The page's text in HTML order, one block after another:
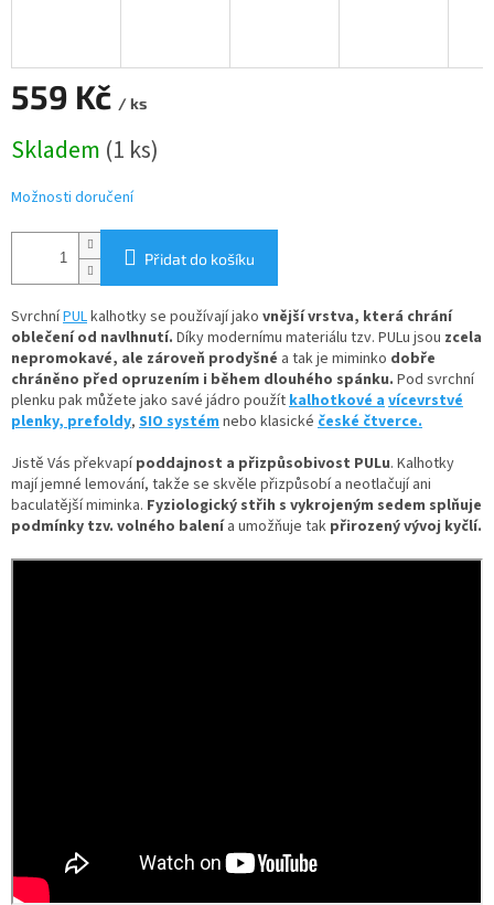
559 Kč / ks
cena:
Skladem (1 ks)
Možnosti doručení
Přidat do košíku
SvrchníPULkalhotky se používají jako vnější vrstva, která chrání
oblečení od navlhnutí. Díkymodernímu materiálu tzv. PULu jsou zcela
nepromokavé, ale zároveň prodyšné a tak je miminko dobře
chráněno před opruzením i během dlouhého spánku. Pod svrchní
plenku pak můžete jako savé jádro použítkalhotkové avícevrstvé
plenky,prefoldy, SIO systémnebo klasické české čtverce.
Jistě Vás překvapípoddajnost a přizpůsobivost PULu. Kalhotky
mají jemné lemování, takže se skvěle přizpůsobí a neotlačují ani
baculatější miminka. Fyziologický střih s vykrojeným sedem splňuje
podmínky tzv. volného balenía umožňuje tak přirozený vývoj kyčlí.